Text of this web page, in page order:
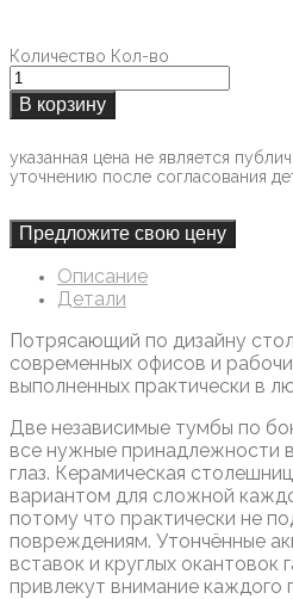
Количество Кол-во
В корзину
указанная цена не является
уточнению после согласования
Предложите свою цену
Описание
Детали
Потрясающий по дизайну
современных офисов и
выполненных практически в
Две независимые тумбы по
все нужные принадлежности
глаз. Керамическая
вариантом для сложной
потому что практически не
повреждениям. Утончённые
вставок и круглых окантовок
привлекут внимание каждого